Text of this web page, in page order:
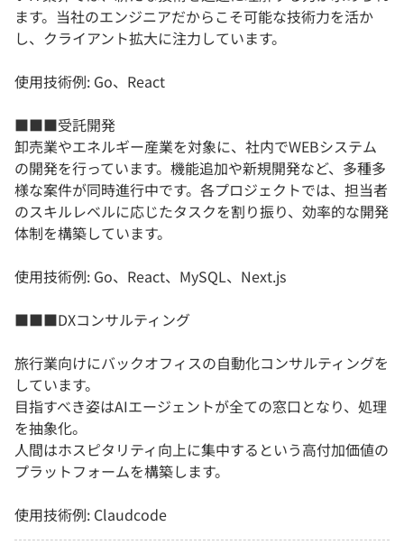
ます。当社のエンジニアだからこそ可能な技術力を活か
し、クライアント拡大に注力しています。
使用技術例: Go、React
■■■受託開発
卸売業やエネルギー産業を対象に、社内でWEBシステム
の開発を行っています。機能追加や新規開発など、多種多
様な案件が同時進行中です。各プロジェクトでは、担当者
のスキルレベルに応じたタスクを割り振り、効率的な開発
体制を構築しています。
使用技術例: Go、React、MySQL、Next.js
■■■DXコンサルティング
旅行業向けにバックオフィスの自動化コンサルティングを
しています。
目指すべき姿はAIエージェントが全ての窓口となり、処理
を抽象化。
人間はホスピタリティ向上に集中するという高付加価値の
プラットフォームを構築します。
使用技術例: Claudcode